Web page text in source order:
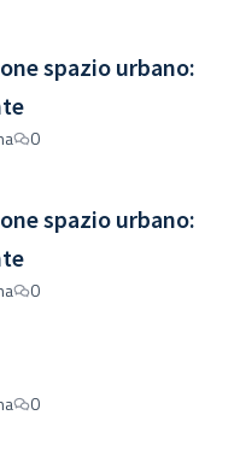
spazio urbano:
0
spazio urbano:
0
0